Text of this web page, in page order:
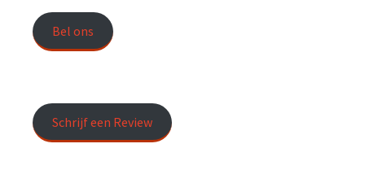
Bel ons
Schrijf een Review